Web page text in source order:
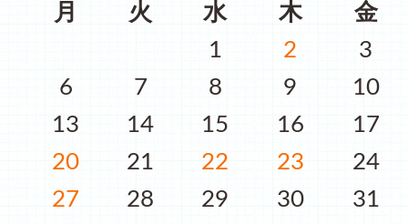
月
火 水 木 金
1 2
3
6
7 8 9
10
13
14 15 16
17
20
21 22 23
24
27
28 29 30 31